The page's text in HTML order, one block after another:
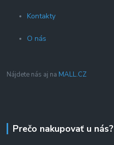
Kontakty
O nás
Nájdete nás aj na MALL.CZ
Prečo nakupovať u nás?